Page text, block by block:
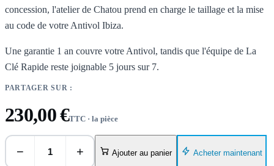
concession, l'atelier de Chatou prend en charge le taillage et la mise
au code de votre Antivol Ibiza.
Une garantie 1 an couvre votre Antivol, tandis que l'équipe de La
Clé Rapide reste joignable 5 jours sur 7.
PARTAGER SUR :
230,00 €TTC · la pièce
− + Ajouter au panier Acheter maintenant